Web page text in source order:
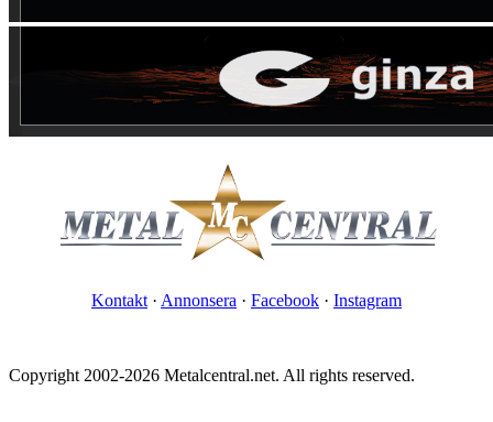
Kontakt · Annonsera · Facebook · Instagram
Copyright 2002-2026 Metalcentral.net. All rights reserved.